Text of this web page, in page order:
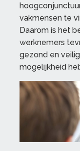
vakmensen te
Daarom is het
werknemers
gezond en
mogelijkheid